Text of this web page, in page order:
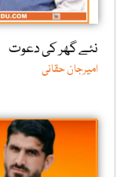
نئے گھر کی دعوت
امیرجان حقانی